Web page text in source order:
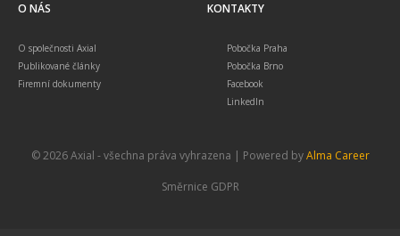
O NÁS
O společnosti Axial
Publikované články
Firemní dokumenty
KONTAKTY
Pobočka Praha
Pobočka Brno
Facebook
LinkedIn
© 2026 Axial - všechna práva vyhrazena | Powered byAlma Career
Směrnice GDPR